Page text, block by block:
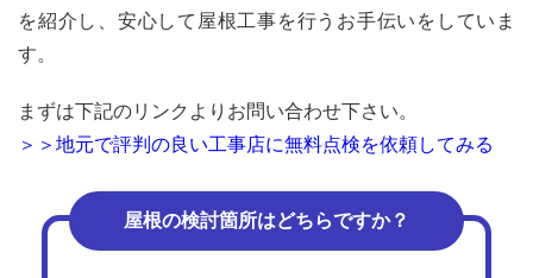
を紹介し、安心して屋根工事を行うお手伝いをしていま
す。
まずは下記のリンクよりお問い合わせ下さい。
＞＞地元で評判の良い工事店に無料点検を依頼してみる
屋根の検討箇所はどちらですか？